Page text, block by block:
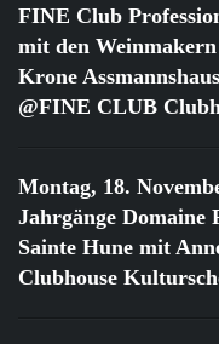
FINE Club
mit den
Krone
@FINE CLUB
Montag, 18.
Jahrgänge Domaine
Sainte Hune mit
Clubhouse